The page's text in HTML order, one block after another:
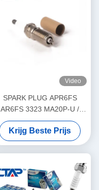
Video
SPARK PLUG APR6FS
AR6FS 3323 MA20P-U /
MA20PR-U
Krijg Beste Prijs